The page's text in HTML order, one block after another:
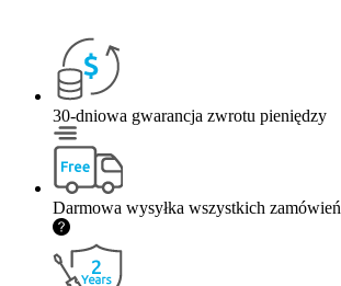
30-dniowa gwarancja zwrotu pieniędzy
Darmowa wysyłka wszystkich zamówień